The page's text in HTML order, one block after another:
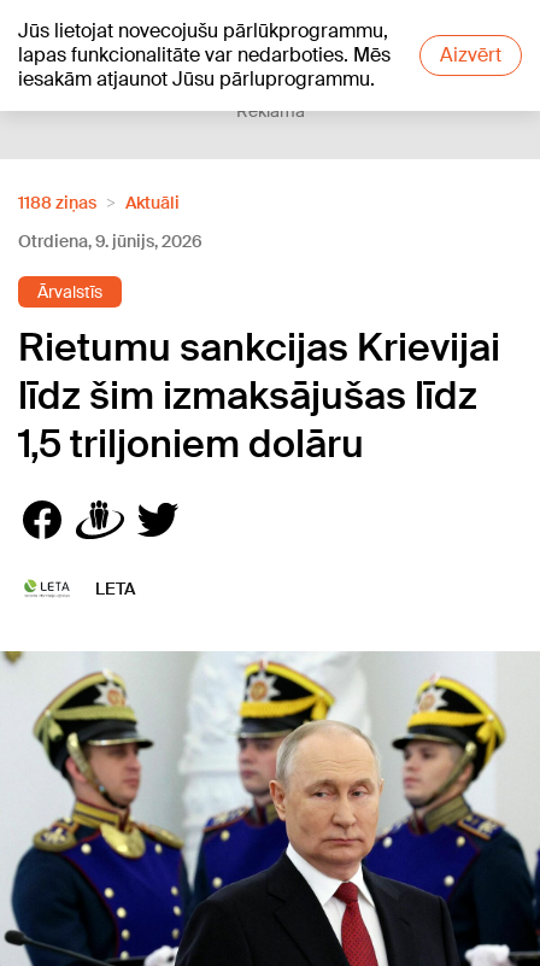
Jūs lietojat novecojušu pārlūkprogrammu,
lapas funkcionalitāte var nedarboties. Mēs
iesakām atjaunot Jūsu pārluprogrammu.
Aizvērt
+22°C
Reklāma
1188 ziņas
Aktuāli
Otrdiena, 9. jūnijs, 2026
Ārvalstīs
Rietumu sankcijas Krievijai
līdz šim izmaksājušas līdz
1,5 triljoniem dolāru
LETA